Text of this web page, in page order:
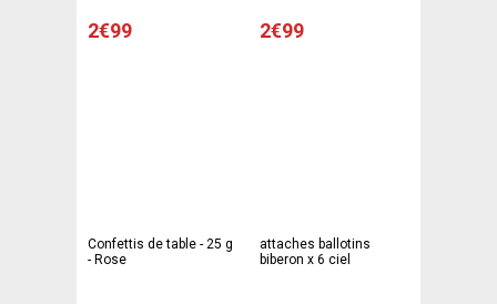
2€99 2€99
Confettis de table - 25 g
- Rose
attaches ballotins
biberon x 6 ciel